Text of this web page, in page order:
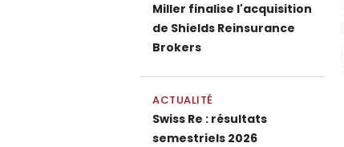
Miller finalise l'acquisition
de Shields Reinsurance
Brokers
ACTUALITÉ
Swiss Re : résultats
semestriels 2026